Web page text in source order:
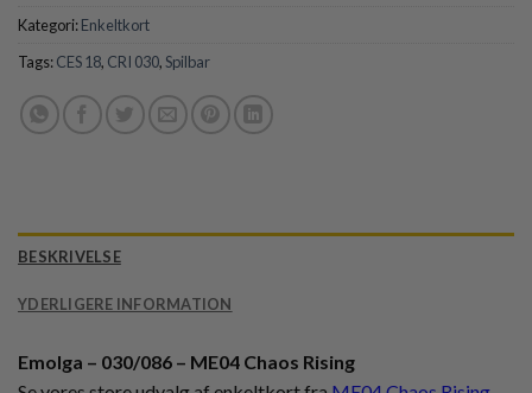
Kategori:Enkeltkort
Tags:CES 18, CRI 030,Spilbar
BESKRIVELSE
YDERLIGERE INFORMATION
Emolga – 030/086 – ME04 Chaos Rising